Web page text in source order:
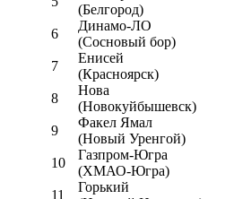
(Белгород)
6
Динамо-ЛО
(Сосновый бор)
7
Енисей
(Красноярск)
8
Нова
(Новокуйбышевск)
9
Факел Ямал
(Новый Уренгой)
10
Газпром-Югра
(ХМАО-Югра)
11
Горький